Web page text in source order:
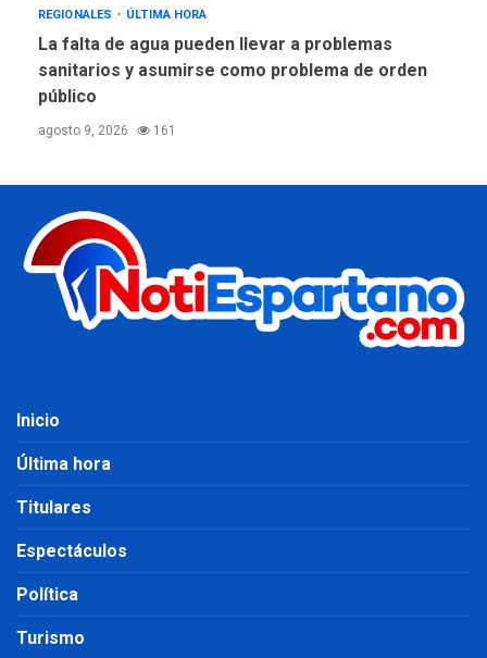
REGIONALES ÚLTIMA HORA
La falta de agua pueden llevar a problemas
sanitarios y asumirse como problema de orden
público
agosto 9, 2026 161
Inicio
Última hora
Titulares
Espectáculos
Política
Turismo